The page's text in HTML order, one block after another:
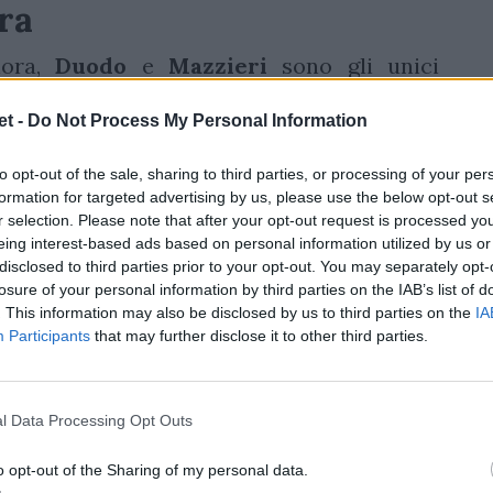
- Do Not Process My Personal Information
opt-out of the sale, sharing to third parties, or processing of your
for targeted advertising by us, please use the below opt-out
selection. Please note that after your opt-out request is processed
interest-based ads based on personal information utilized by us
to third parties prior to your opt-out. You may separately
of your personal information by third parties on the IAB’s list of
This information may also be disclosed by us to third parties on the
Participants that may further disclose it to other third parties.
Data Processing Opt Outs
opt-out of the Sharing of my personal data.
Duodo e Mazzieri sono gli unici
il candidato
il rugby e Andrea Marcon per
è stata riportata da Tiscali Sport,
giorno prima del rinnovo elettorale della
sci nautico e wakeboard (Fissw)."Su
olimpico tenutesi finora - era scritto
vinto 16 volte, in due occasioni non si era
era commissariata». Noi di
la statistica, visto che lo sci nautico ha
Ponzani (candidato unico), mentre